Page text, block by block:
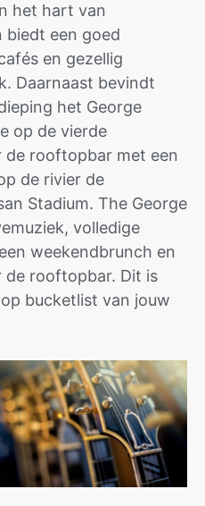
het hart van
biedt een goed
en gezellig
Daarnaast bevindt
het George
op de vierde
rooftopbar met een
de rivier de
Stadium. The George
volledige
weekendbrunch en
de rooftopbar. Dit is
bucketlist van jouw